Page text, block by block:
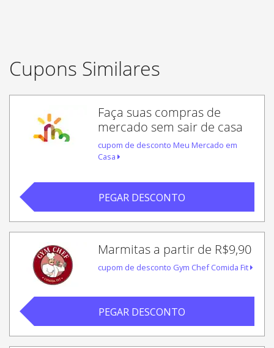
Cupons Similares
Faça suas compras de
mercado sem sair de casa
cupom de desconto Meu Mercado em
Casa
PEGAR DESCONTO
Marmitas a partir de R$9,90
cupom de desconto Gym Chef Comida Fit
PEGAR DESCONTO